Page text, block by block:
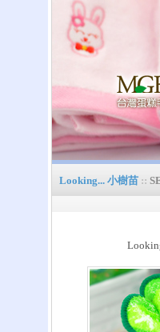
Looking... 小樹苗 ::